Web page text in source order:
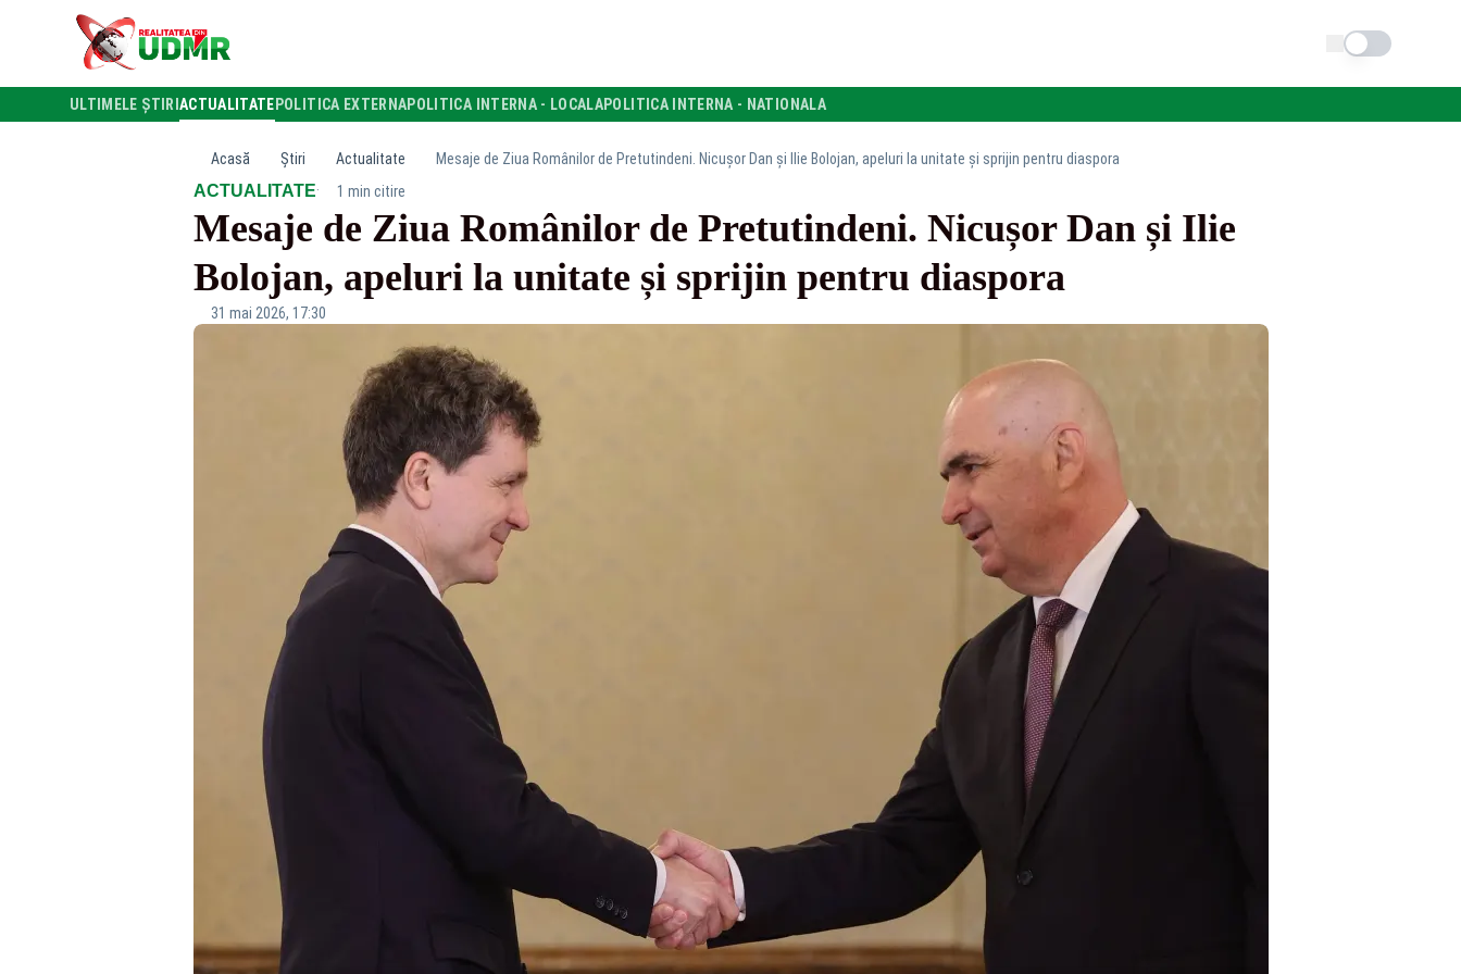
Schimba tema
ULTIMELE ȘTIRI ACTUALITATE POLITICA EXTERNAPOLITICA INTERNA - LOCALAPOLITICA INTERNA - NATIONALA
Acasă Știri Actualitate Mesaje de Ziua Românilor de Pretutindeni. Nicușor Dan și Ilie Bolojan, apeluri la unitate și sprijin pentru diaspora
ACTUALITATE· 1 min citire
Mesaje de Ziua Românilor de Pretutindeni. Nicușor Dan și Ilie
Bolojan, apeluri la unitate și sprijin pentru diaspora
31 mai 2026, 17:30